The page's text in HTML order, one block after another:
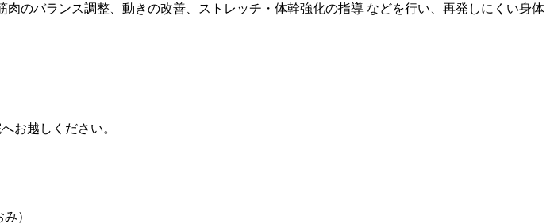
のバランス調整、動きの改善、ストレッチ・体幹強化の指導 などを行い、再発しにくい身体
お越しください。
）